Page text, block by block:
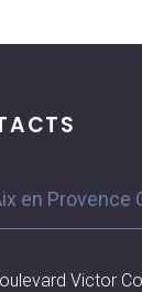
en Provence
Victor